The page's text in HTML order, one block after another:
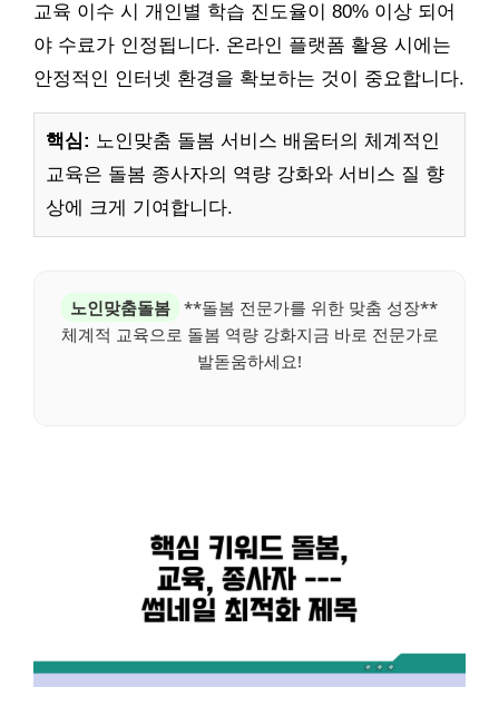
교육 이수 시 개인별 학습 진도율이 80% 이상 되어
야 수료가 인정됩니다. 온라인 플랫폼 활용 시에는
안정적인 인터넷 환경을 확보하는 것이 중요합니다.
핵심: 노인맞춤 돌봄 서비스 배움터의 체계적인
교육은 돌봄 종사자의 역량 강화와 서비스 질 향
상에 크게 기여합니다.
노인맞춤돌봄 **돌봄 전문가를 위한 맞춤 성장**
체계적 교육으로 돌봄 역량 강화지금 바로 전문가로
발돋움하세요!